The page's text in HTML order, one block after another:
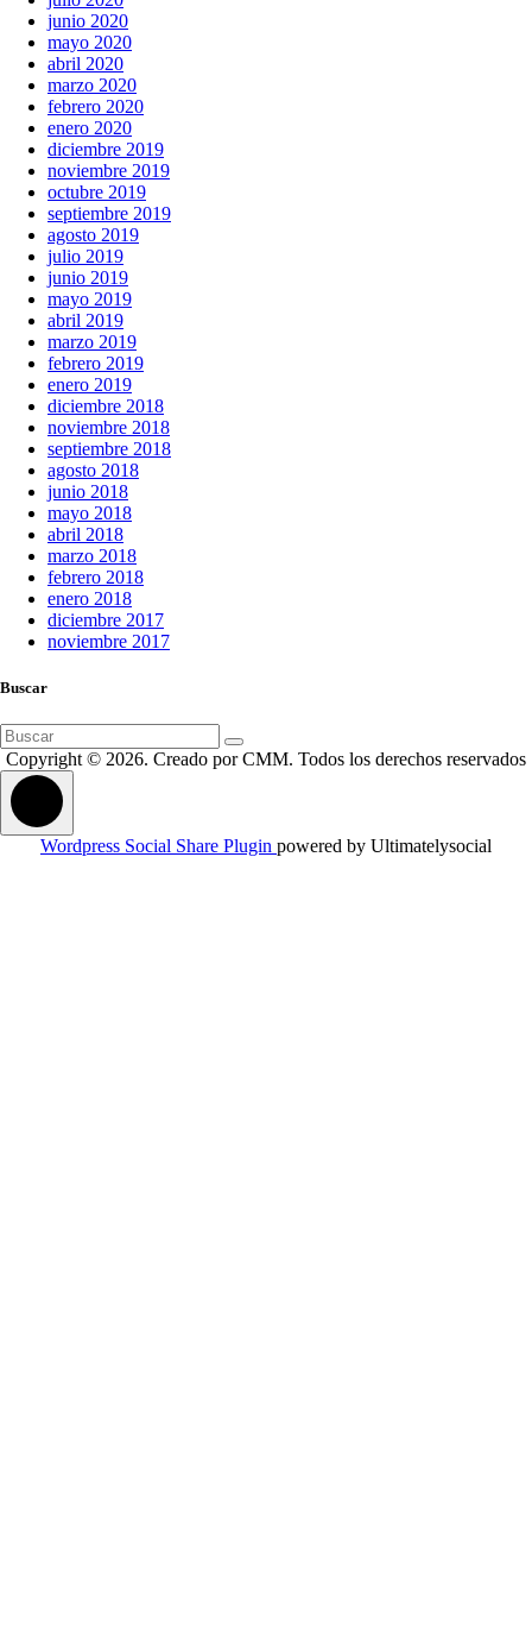
junio 2020
mayo 2020
abril 2020
marzo 2020
febrero 2020
enero 2020
diciembre 2019
noviembre 2019
octubre 2019
septiembre 2019
agosto 2019
julio 2019
junio 2019
mayo 2019
abril 2019
marzo 2019
febrero 2019
enero 2019
diciembre 2018
noviembre 2018
septiembre 2018
agosto 2018
junio 2018
mayo 2018
abril 2018
marzo 2018
febrero 2018
enero 2018
diciembre 2017
noviembre 2017
Buscar
Buscar:
Copyright © 2026. Creado por CMM. Todos los derechos reservados
Wordpress Social Share Plugin powered by Ultimatelysocial